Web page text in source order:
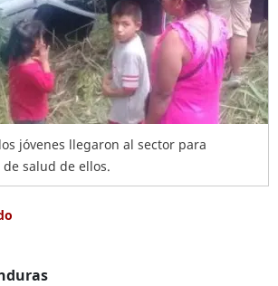
jóvenes llegaron al sector para
salud de ellos.